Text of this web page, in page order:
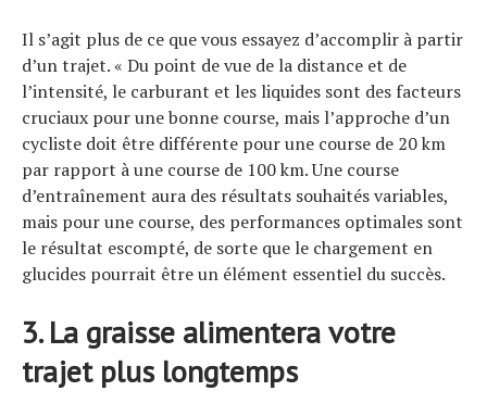
Il s’agit plus de ce que vous essayez d’accomplir à partir
d’un trajet. « Du point de vue de la distance et de
l’intensité, le carburant et les liquides sont des facteurs
cruciaux pour une bonne course, mais l’approche d’un
cycliste doit être différente pour une course de 20 km
par rapport à une course de 100 km. Une course
d’entraînement aura des résultats souhaités variables,
mais pour une course, des performances optimales sont
le résultat escompté, de sorte que le chargement en
glucides pourrait être un élément essentiel du succès.
3. La graisse alimentera votre
trajet plus longtemps